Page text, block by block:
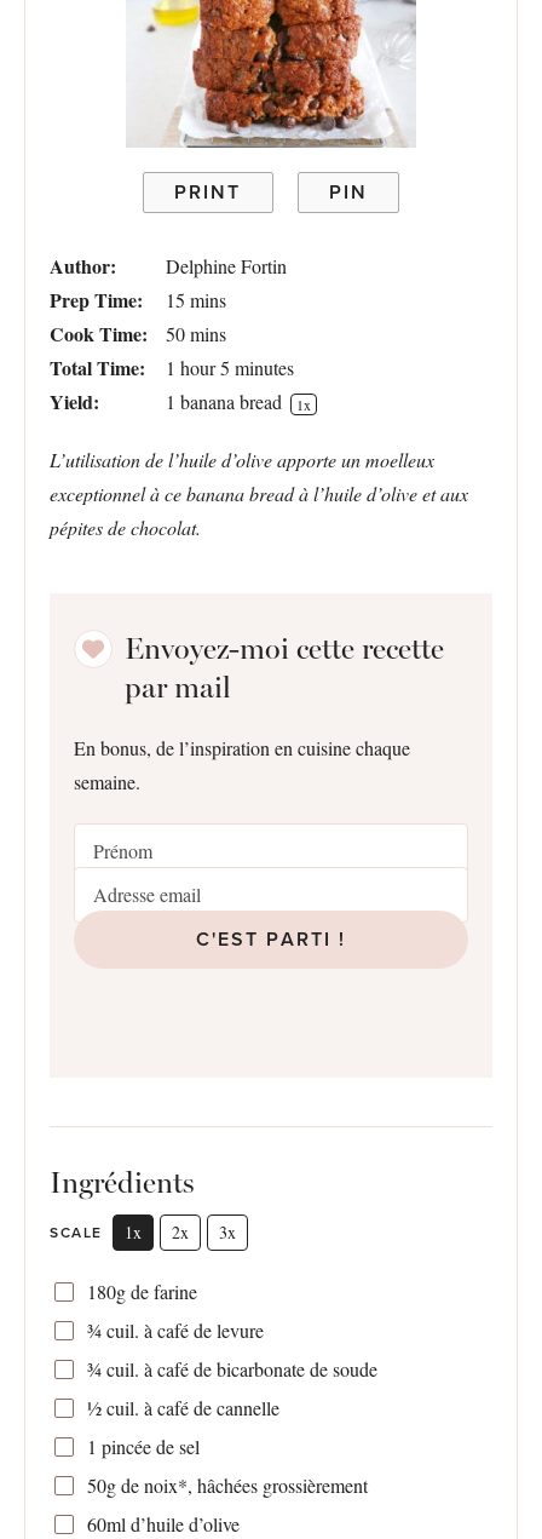
PRINT PIN
Author: Delphine Fortin
Prep Time: 15 mins
Cook Time: 50 mins
Total Time: 1 hour 5 minutes
Yield: 1 banana bread 1x
L’utilisation de l’huile d’olive apporte un moelleux
exceptionnel à ce banana bread à l’huile d’olive et aux
pépites de chocolat.
Envoyez-moi cette recette
par mail
En bonus, de l’inspiration en cuisine chaque
semaine.
C'EST PARTI !
Ingrédients
SCALE 1x 2x 3x
180gde farine
¾cuil. à café de levure
¾cuil. à café de bicarbonate de soude
½cuil. à café de cannelle
1 pincée de sel
50gde noix*, hâchées grossièrement
60ml d’huile d’olive